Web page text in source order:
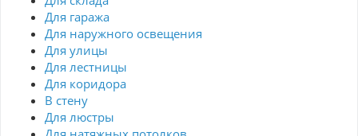
Для гаража
Для наружного освещения
Для улицы
Для лестницы
Для коридора
В стену
Для люстры